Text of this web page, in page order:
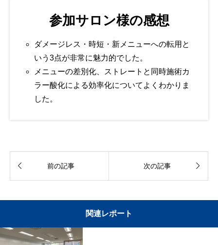
参加サロン様の感想
ダメージレス・時短・新メニューへの転用と
いう3点が非常に魅力的でした。
メニューの差別化、ストレートと同時施術カ
ラー酸化による効率化についてよくわかりま
した。
 前の記事 次の記事 
関連レポート